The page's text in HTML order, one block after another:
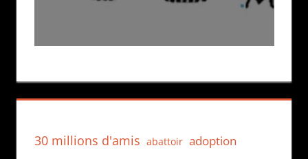
30 millions d'amis abattoir adoption